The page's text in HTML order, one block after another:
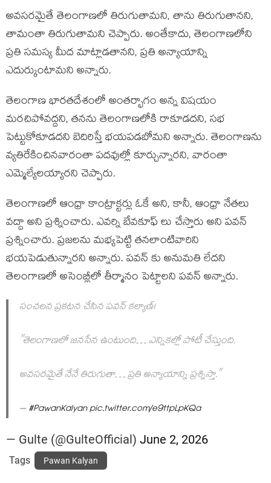
అవసరమైతే తెలంగాణలో తిరుగుతామని, తాను తిరుగుతానని,
తామంతా తిరుగుతామని చెప్పారు. అంతేకాదు, తెలంగాణలోని
ప్రతి సమస్య మీద మాట్లాడతానని, ప్రతి అన్యాయాన్ని
ఎదుర్కుంటామని అన్నారు.
తెలంగాణ భారతదేశంలో అంతర్భాగం అన్న విషయం
మరచిపోవద్దని, తనను తెలంగాణలోకి రాకూడదని, సభ
పెట్టుకోకూడదని బెదిరిస్తే భయపడబోమని అన్నారు. తెలంగాణను
వ్యతిరేకించినవారంతా పదవుల్లో కూర్చున్నారని, వారంతా
ఎమ్మెల్యేలయ్యారని చెప్పారు.
తెలంగాణలో ఆంధ్రా కాంట్రాక్టర్లు ఓకే అని, కానీ, ఆంధ్రా నేతలు
వద్దా అని ప్రశ్నించారు. ఎవర్ని బేవకూఫ్ లు చేస్తారు అని పవన్
ప్రశ్నించారు. ప్రజలను మభ్యపెట్టి తనలాంటివారిని
భయపెడుతున్నారని అన్నారు. పవన్ కు అనుమతి లేదని
తెలంగాణలో అసెంబ్లీలో తీర్మానం పెట్టాలని పవన్ అన్నారు.
సంచలన ప్రకటన చేసిన పవన్ కల్యాణ్!
"తెలంగాణలో జనసేన ఉంటుంది… ఎన్నికల్లో పోటీ చేస్తుంది.
అవసరమైతే నేనే తిరుగుతా… ప్రతి అన్యాయాన్ని ప్రశ్నిస్తా."
–#PawanKalyanpic.twitter.com/e9ttpLpKQa
— Gulte (@GulteOfficial) June 2, 2026
Tags Pawan Kalyan